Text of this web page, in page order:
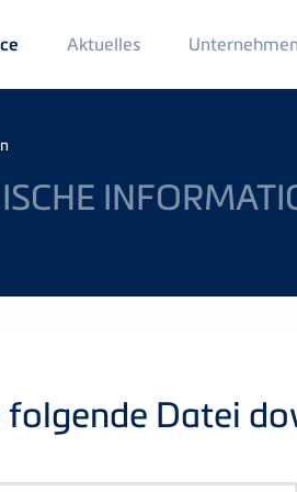
Aktuelles Main
Menu
2
Unternehmen
folgende Datei